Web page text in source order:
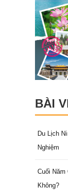
BÀI
Du Lịch
Nghiệm
Cuối
Không?